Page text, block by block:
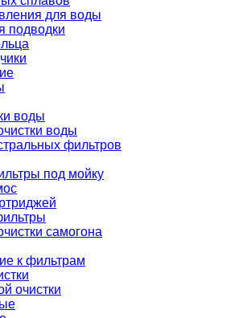
для воды
подводки
воды
воды
фильтров
под мойку
самогона
к фильтрам
очистки